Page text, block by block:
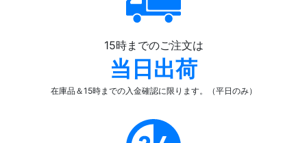
15時までのご注文は
当日出荷
在庫品＆15時までの入金確認に限ります。（平日のみ）